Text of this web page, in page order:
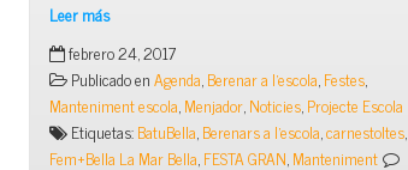
Leer más
Per
Carnestoltes,
totes
les
bèsties
febrero 24, 2017
Publicado enAgenda,Berenar a l'escola,Festes,
Manteniment escola,Menjador,Noticies,Projecte Escola
Etiquetas:BatuBella,Berenars a l'escola,carnestoltes,
Fem+Bella La Mar Bella,FESTA GRAN,Manteniment